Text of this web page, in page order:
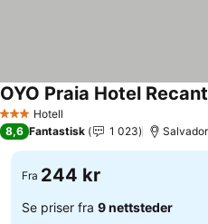
3 StjernerHotell
OYO Praia Hotel
8,6 Fantastisk 1 023
Fra 244 kr
Se priser fra 9 nettsteder